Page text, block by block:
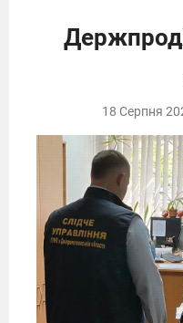
18 Серпня